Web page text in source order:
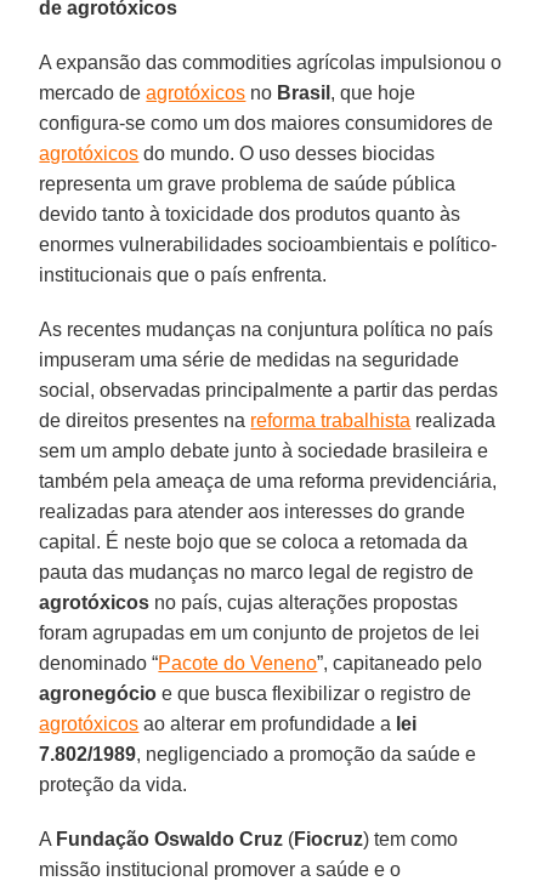
de agrotóxicos
A expansão das commodities agrícolas impulsionou o
mercado deagrotóxicos no Brasil , que hoje
configura-se como um dos maiores consumidores de
agrotóxicos do mundo. O uso desses biocidas
representa um grave problema de saúde pública
devido tanto à toxicidade dos produtos quanto às
enormes vulnerabilidades socioambientais e político-
institucionais que o país enfrenta.
As recentes mudanças na conjuntura política no país
impuseram uma série de medidas na seguridade
social, observadas principalmente a partir das perdas
de direitos presentes na reforma trabalhista realizada
sem um amplo debate junto à sociedade brasileira e
também pela ameaça de uma reforma previdenciária,
realizadas para atender aos interesses do grande
capital. É neste bojo que se coloca a retomada da
pauta das mudanças no marco legal de registro de
agrotóxicos no país, cujas alterações propostas
foram agrupadas em um conjunto de projetos de lei
denominado “Pacote do Veneno”, capitaneado pelo
agronegócio e que busca flexibilizar o registro de
agrotóxicos ao alterar em profundidade a lei
7.802/1989, negligenciado a promoção da saúde e
proteção da vida.
A Fundação Oswaldo Cruz (Fiocruz) tem como
missão institucional promover a saúde e o